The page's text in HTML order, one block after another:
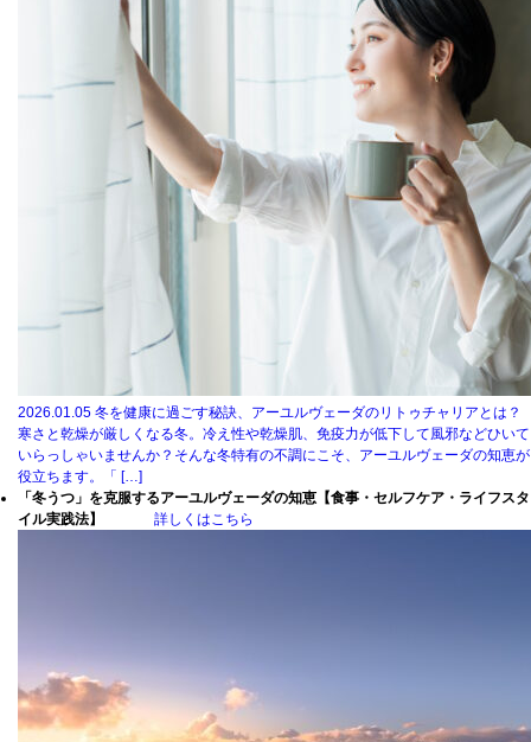
2026.01.05 冬を健康に過ごす秘訣、アーユルヴェーダのリトゥチャリアとは？
寒さと乾燥が厳しくなる冬。冷え性や乾燥肌、免疫力が低下して風邪などひいて
いらっしゃいませんか？そんな冬特有の不調にこそ、アーユルヴェーダの知恵が
役立ちます。「 […]
「冬うつ」を克服するアーユルヴェーダの知恵【食事・セルフケア・ライフスタ
イル実践法】
詳しくはこちら